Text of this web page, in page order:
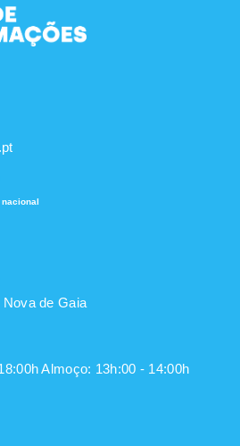
de Gaia
Almoço: 13h:00 - 14:00h